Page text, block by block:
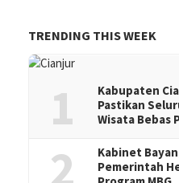
TRENDING THIS WEEK
1
Kabupaten
Pastikan
Wisata Bebas
2
Kabinet
Pemerintah